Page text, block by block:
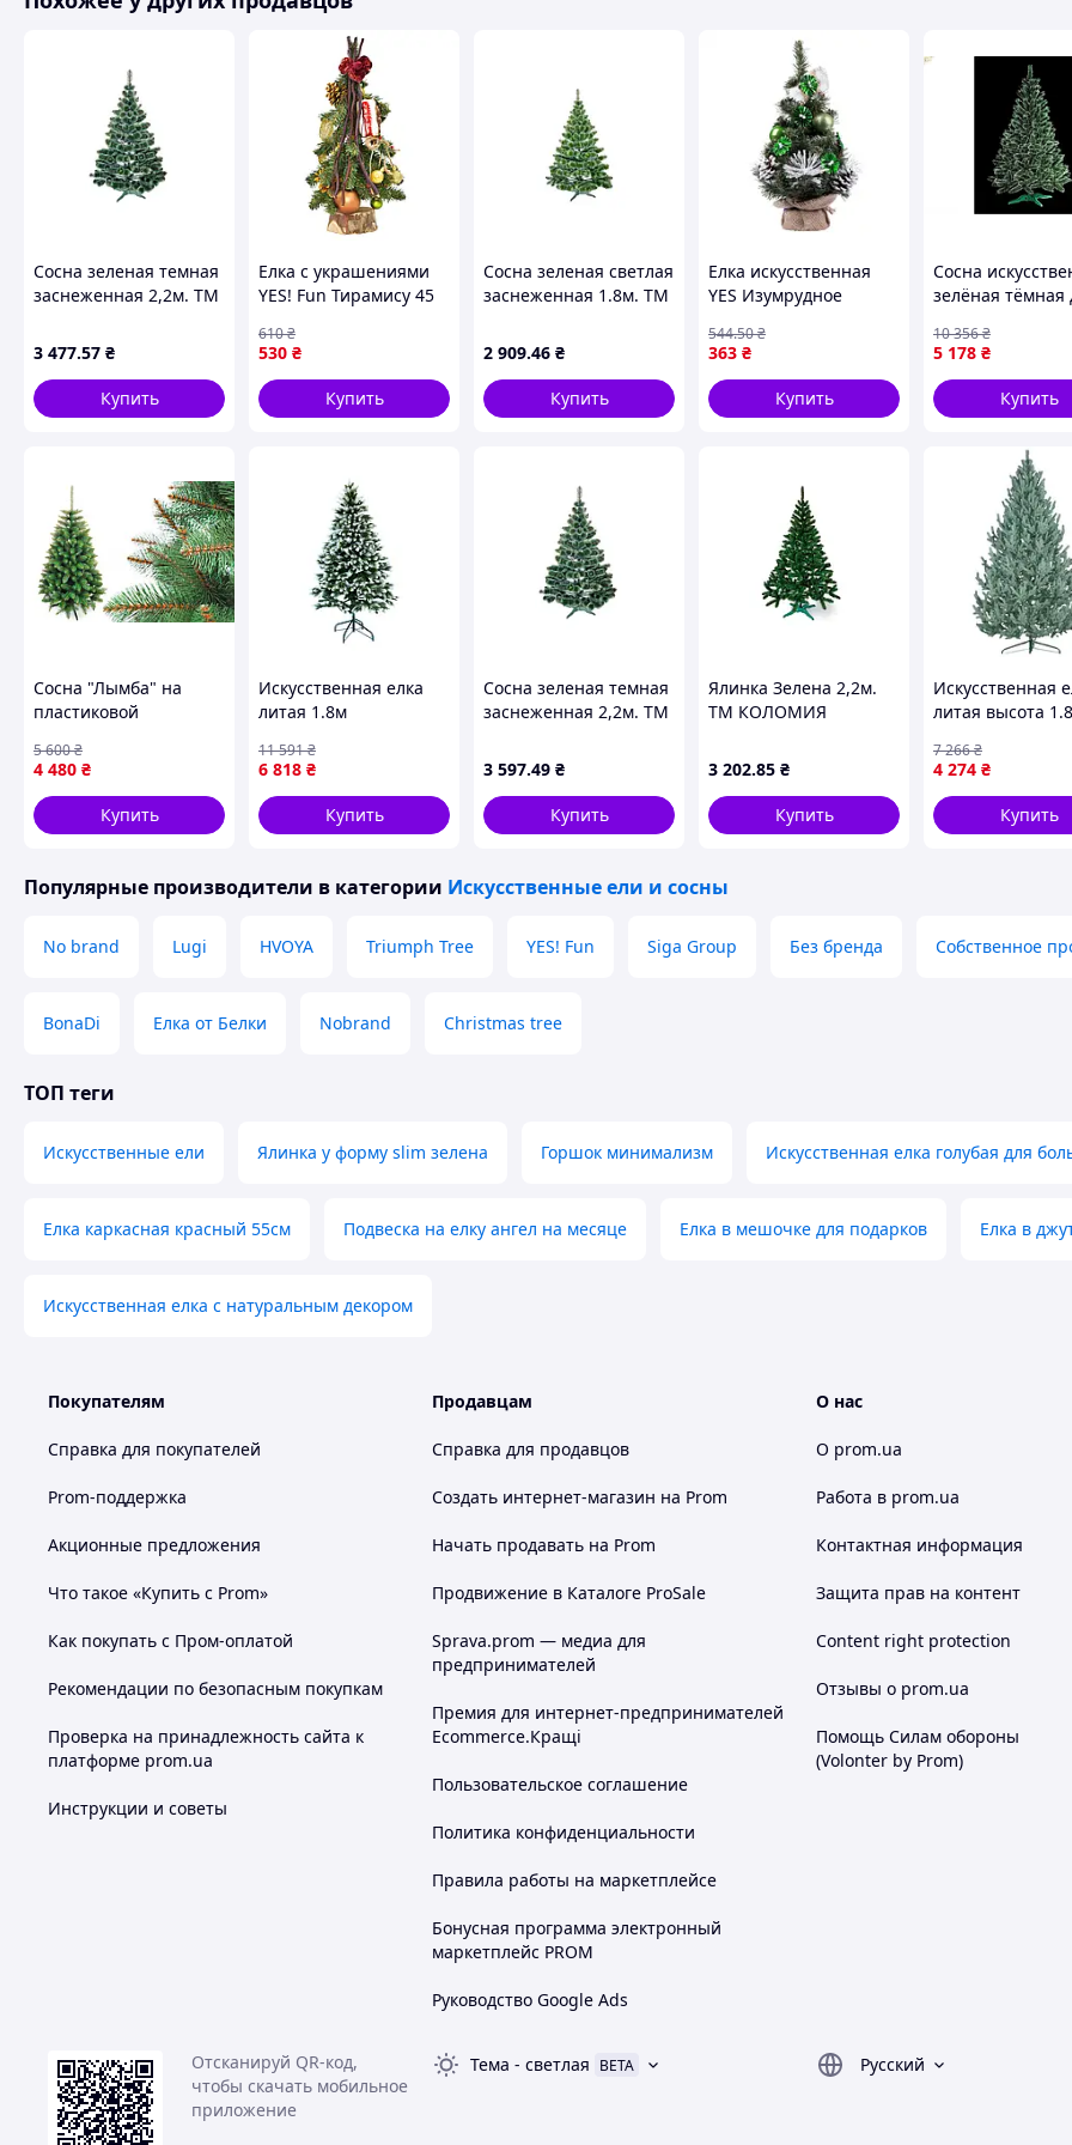
Похожие товары по характеристикам
Сосна зеленая темная
заснеженная 2,2м. ТМ
3 477.57 ₴
Купить
Елка с украшениями
YES! Fun Тирамису 45
530 ₴
610₴
Купить
Сосна зеленая светлая
заснеженная 1.8м. ТМ
2 909.46 ₴
Купить
Елка искусственная
YES Изумрудное
зеленая высокое
качество
363 ₴
544.50₴
Купить
Сосна
зелёная тёмная
и новогоднего
2.2м
5 178 ₴
10 356₴
Купить
Сосна "Лымба" на
пластиковой
в подарок
4 480 ₴
5 600₴
Купить
Искусственная елка
литая 1.8м
заснеженная Украина
PS-13411
6 818 ₴
11 591₴
Купить
Сосна зеленая темная
заснеженная 2,2м. ТМ
3 597.49 ₴
Купить
Ялинка Зелена 2,2м.
ТМ КОЛОМИЯ
3 202.85 ₴
Купить
Искусственная
литая высота
Украина GR-
4 274 ₴
7 266₴
Купить
Популярные производители в категории Искусственные ели и сосны
No brand Lugi HVOYA Triumph Tree YES! Fun Siga Group Без бренда Собственное
BonaDi Елка от Белки Nobrand Christmas tree
ТОП теги
Искусственные ели Ялинка у форму slim зелена Горшок минимализм Искусственная елка голубая для
Елка каркасная красный 55см Подвеска на елку ангел на месяце Елка в мешочке для подарков Елка в
Искусственная елка с натуральным декором
Покупателям
Справка для покупателей
Prom-поддержка
Акционные предложения
Что такое «Купить с Prom»
Как покупать с Пром-оплатой
Рекомендации по безопасным покупкам
Проверка на принадлежность сайта к
платформе prom.ua
Инструкции и советы
Продавцам
Справка для продавцов
Создать интернет-магазин на Prom
Начать продавать на Prom
Продвижение в Каталоге ProSale
Sprava.prom — медиа для
предпринимателей
Премия для интернет-предпринимателей
Ecommerce.Кращі
Пользовательское соглашение
Политика конфиденциальности
Правила работы на маркетплейсе
Бонусная программа электронный
маркетплейс PROM
Руководство Google Ads
О нас
О prom.ua
Работа в prom.ua
Контактная информация
Защита прав на контент
Content right protection
Отзывы о prom.ua
Помощь Силам обороны
(Volonter by Prom)
Отсканируй QR-код,
чтобы скачать мобильное
приложение
Тема - светлая BETA Русский